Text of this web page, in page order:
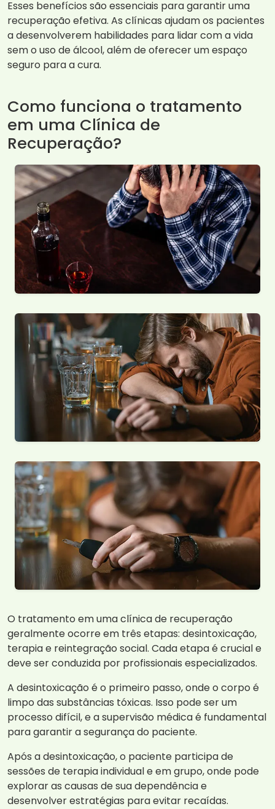
Esses benefícios são essenciais para garantir uma
recuperação efetiva. As clínicas ajudam os pacientes
a desenvolverem habilidades para lidar com a vida
sem o uso de álcool, além de oferecer um espaço
seguro para a cura.
Como funciona o tratamento
em uma Clínica de
Recuperação?
O tratamento em uma clínica de recuperação
geralmente ocorre em três etapas: desintoxicação,
terapia e reintegração social. Cada etapa é crucial e
deve ser conduzida por profissionais especializados.
A desintoxicação é o primeiro passo, onde o corpo é
limpo das substâncias tóxicas. Isso pode ser um
processo difícil, e a supervisão médica é fundamental
para garantir a segurança do paciente.
Após a desintoxicação, o paciente participa de
sessões de terapia individual e em grupo, onde pode
explorar as causas de sua dependência e
desenvolver estratégias para evitar recaídas.